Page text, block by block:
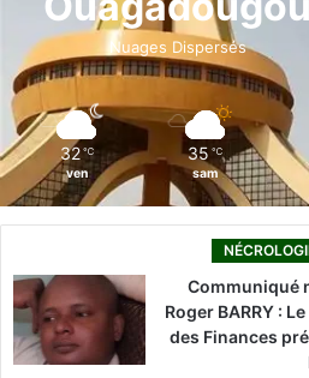
o
k
i
n
Nuages Dispersés
32 ℃
ven
35 ℃
sam
Communiqué
Roger BARRY :
des Finances